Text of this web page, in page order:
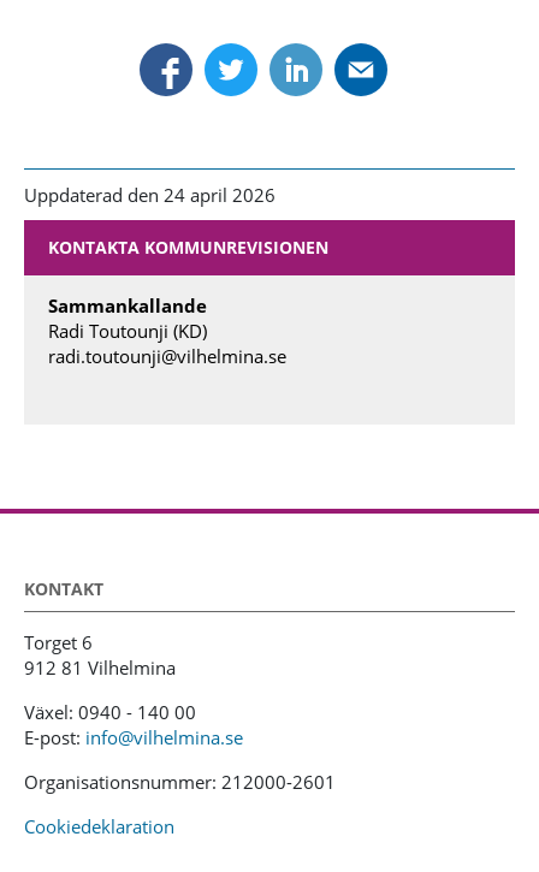
Uppdaterad den 24 april 2026
KONTAKTA KOMMUNREVISIONEN
Sammankallande
Radi Toutounji (KD)
radi.toutounji@vilhelmina.se
KONTAKT
Torget 6
912 81 Vilhelmina
Växel: 0940 - 140 00
E-post: info@vilhelmina.se
Organisationsnummer: 212000-2601
Cookiedeklaration